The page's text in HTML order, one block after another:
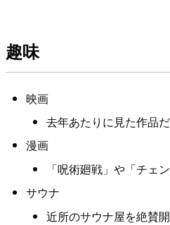
趣味
映画
去年あたりに見た作品
漫画
「呪術廻戦」や「チェ
サウナ
近所のサウナ屋を絶賛開